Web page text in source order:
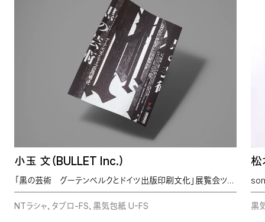
「黒の芸術 グーテンベルクとドイツ出版印刷文化」展覧会ツール
小玉 文（BULLET Inc.）
NTラシャ、タブロ-FS、黒気包紙 U-FS
松
黒